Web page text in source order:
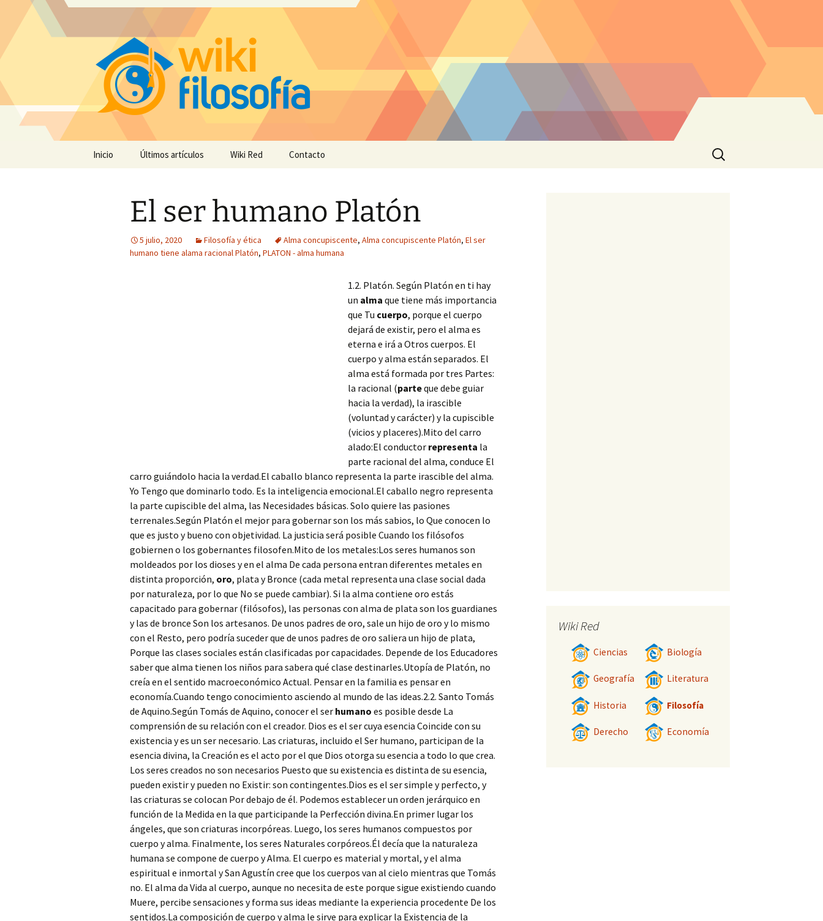
Inicio Últimos artículos Wiki Red Contacto
Buscar:
El ser humano Platón
5 julio, 2020 Filosofía y ética Alma concupiscente, Alma concupiscente Platón, El ser
humano tiene alama racional Platón, PLATON - alma humana
1.2. Platón. Según Platón en ti hay
un alma que tiene más importancia
que Tu cuerpo, porque el cuerpo
dejará de existir, pero el alma es
eterna e irá a Otros cuerpos. El
cuerpo y alma están separados. El
alma está formada por tres Partes:
la racional (parteque debe guiar
hacia la verdad), la irascible
(voluntad y carácter) y la cupiscible
(vicios y placeres).Mito del carro
alado:El conductor representa la
parte racional del alma, conduce El
carro guiándolo hacia la verdad.El caballo blanco representa la parte irascible del alma.
Yo Tengo que dominarlo todo. Es la inteligencia emocional.El caballo negro representa
la parte cupiscible del alma, las Necesidades básicas. Solo quiere las pasiones
terrenales.Según Platón el mejor para gobernar son los más sabios, lo Que conocen lo
que es justo y bueno con objetividad. La justicia será posible Cuando los filósofos
gobiernen o los gobernantes filosofen.Mito de los metales:Los seres humanos son
moldeados por los dioses y en el alma De cada persona entran diferentes metales en
distinta proporción, oro, plata y Bronce (cada metal representa una clase social dada
por naturaleza, por lo que No se puede cambiar). Si la alma contiene oro estás
capacitado para gobernar (filósofos), las personas con alma de plata son los guardianes
y las de bronce Son los artesanos. De unos padres de oro, sale un hijo de oro y lo mismo
con el Resto, pero podría suceder que de unos padres de oro saliera un hijo de plata,
Porque las clases sociales están clasificadas por capacidades. Depende de los Educadores
saber que alma tienen los niños para sabera qué clase destinarles.Utopía de Platón, no
creía en el sentido macroeconómico Actual. Pensar en la familia es pensar en
economía.Cuando tengo conocimiento asciendo al mundo de las ideas.2.2. Santo Tomás
de Aquino.Según Tomás de Aquino, conocer el ser humano es posible desde La
comprensión de su relación con el creador. Dios es el ser cuya esencia Coincide con su
existencia y es un ser necesario. Las criaturas, incluido el Ser humano, participan de la
esencia divina, la Creación es el acto por el que Dios otorga su esencia a todo lo que crea.
Los seres creados no son necesarios Puesto que su existencia es distinta de su esencia,
pueden existir y pueden no Existir: son contingentes.Dios es el ser simple y perfecto, y
las criaturas se colocan Por debajo de él. Podemos establecer un orden jerárquico en
función de la Medida en la que participande la Perfección divina.En primer lugar los
ángeles, que son criaturas incorpóreas. Luego, los seres humanos compuestos por
cuerpo y alma. Finalmente, los seres Naturales corpóreos.Él decía que la naturaleza
humana se compone de cuerpo y Alma. El cuerpo es material y mortal, y el alma
espiritual e inmortal y San Agustín cree que los cuerpos van al cielo mientras que Tomás
no. El alma da Vida al cuerpo, aunque no necesita de este porque sigue existiendo cuando
Muere, percibe sensaciones y forma sus ideas mediante la experiencia procedente De los
sentidos.La composición de cuerpo y alma le sirve para explicar la Existencia de la
Wiki Red
Ciencias Biología
Geografía Literatura
Historia Filosofía
Derecho Economía